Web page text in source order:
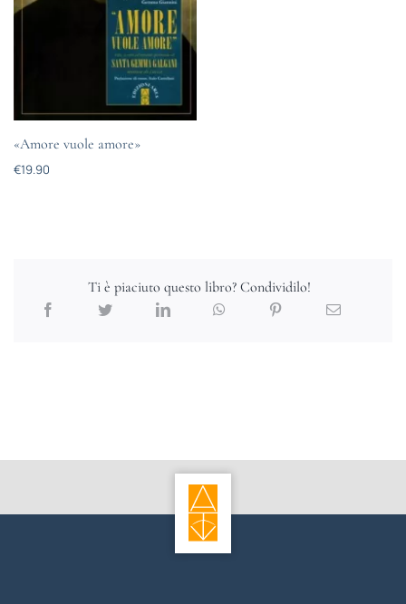
«Amore vuole amore»
€19.90
Ti è piaciuto questo libro? Condividilo!